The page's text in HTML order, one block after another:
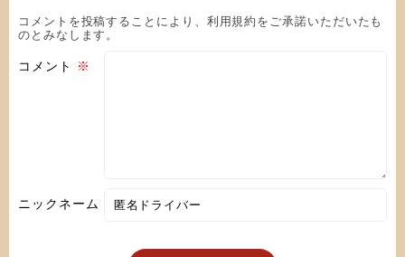
コメントを投稿することにより、利用規約をご承諾いただいたも
のとみなします。
コメント ※
ニックネーム